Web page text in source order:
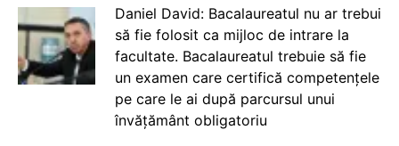
Daniel David: Bacalaureatul nu ar trebui
să fie folosit ca mijloc de intrare la
facultate. Bacalaureatul trebuie să fie
un examen care certifică competențele
pe care le ai după parcursul unui
învățământ obligatoriu